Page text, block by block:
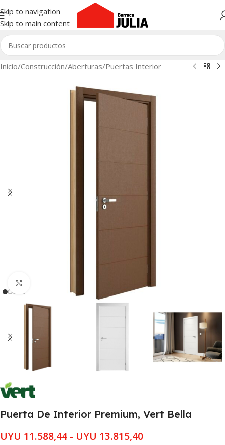
Skip to navigation
Skip to main content
Inicio/Construcción/Aberturas/Puertas Interior
Puerta De Interior Premium, Vert Bella
UYU 11.588,44 - UYU 13.815,40